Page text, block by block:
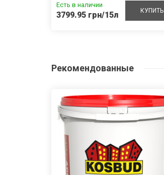
Есть в наличии
3799.95 грн/15л КУПИТЬ
Рекомендованные